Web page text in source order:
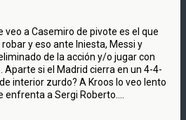
veo a Casemiro de pivote es el que
y eso ante Iniesta, Messi y
de la acción y/o jugar con
si el Madrid cierra en un 4-4-
interior zurdo? A Kroos lo veo lento
a Sergi Roberto....